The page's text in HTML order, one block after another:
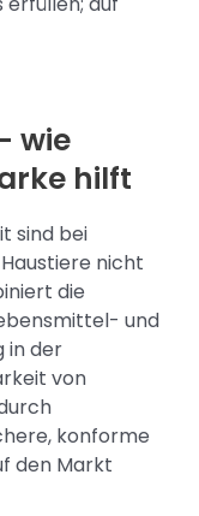
wie
hilft
sind bei
nicht
die
und
in der
von
konforme
den Markt